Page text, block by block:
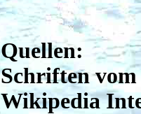
Quellen:
Schriften
Wikipedia